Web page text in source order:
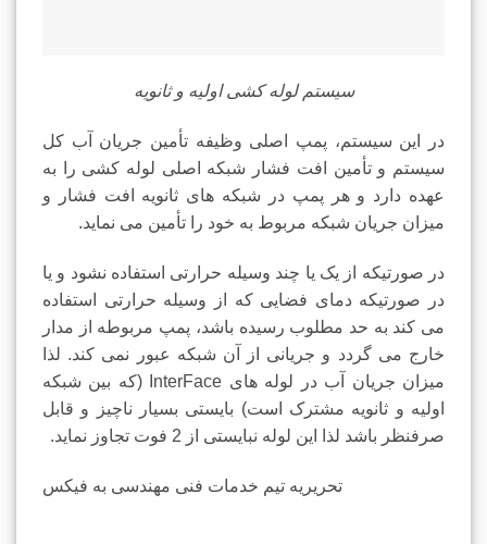
سیستم لوله کشی اولیه و ثانویه
در این سیستم، پمپ اصلی وظیفه تأمین جریان آب کل
سیستم و تأمین افت فشار شبکه اصلی لوله کشی را به
عهده دارد و هر پمپ در شبکه های ثانویه افت فشار و
میزان جریان شبکه مربوط به خود را تأمین می نماید.
در صورتیکه از یک یا چند وسیله حرارتی استفاده نشود و یا
در صورتیکه دمای فضایی که از وسیله حرارتی استفاده
می کند به حد مطلوب رسیده باشد، پمپ مربوطه از مدار
خارج می گردد و جریانی از آن شبکه عبور نمی کند. لذا
میزان جریان آب در لوله های InterFace (که بین شبکه
اولیه و ثانویه مشترک است) بایستی بسیار ناچیز و قابل
صرفنظر باشد لذا این لوله نبایستی از 2 فوت تجاوز نماید.
تحریریه تیم خدمات فنی مهندسی به فیکس